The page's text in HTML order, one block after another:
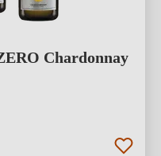
Chardonnay
4.83 von 5 Sternen